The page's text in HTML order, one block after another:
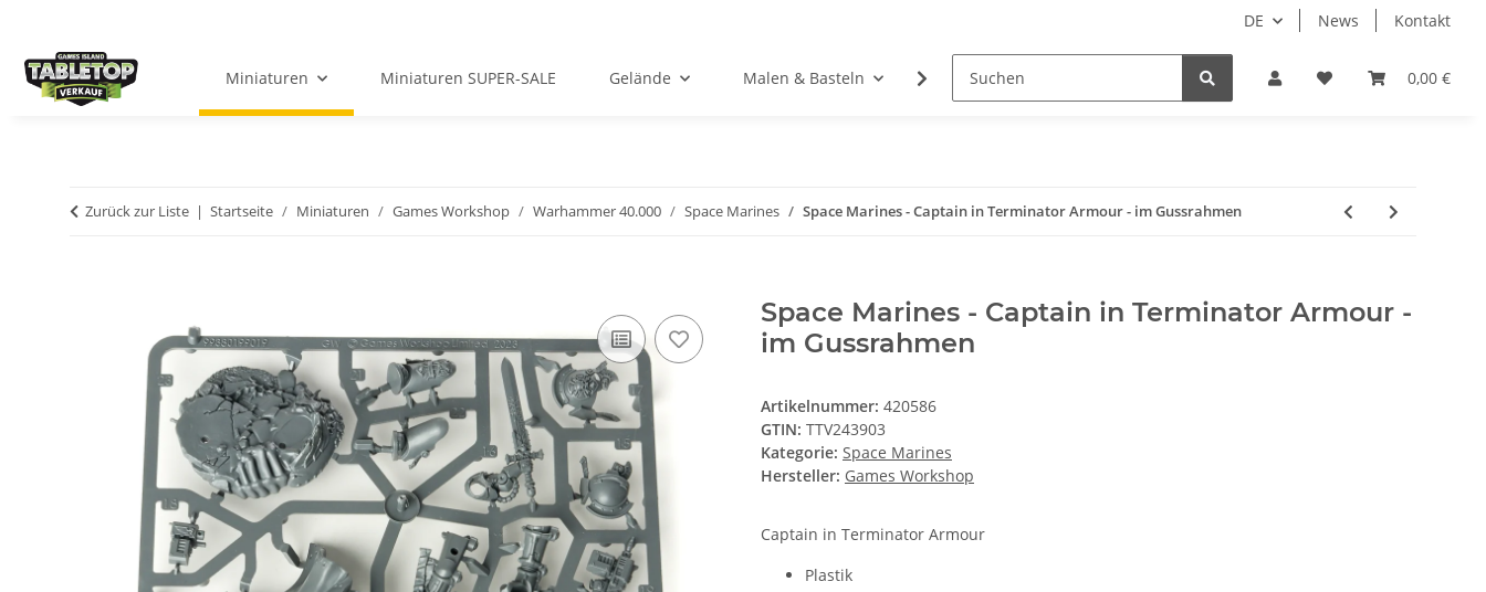
DE News Kontakt
0,00 €
Miniaturen Miniaturen SUPER-SALE Gelände Malen & Basteln Rollenspiele Tabletop Zubehör Hersteller
Zurück zur Liste Startseite Miniaturen Games Workshop Warhammer 40.000 Space Marines Space Marines - Captain in Terminator Armour - im Gussrahmen
Space Marines - Captain in Terminator Armour -
im Gussrahmen
Artikelnummer: 420586
GTIN: TTV243903
Kategorie: Space Marines
Hersteller: Games Workshop
Captain in Terminator Armour
Plastik